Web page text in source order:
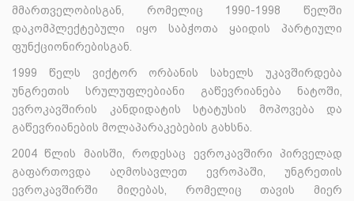
მმართველობისგან, რომელიც 1990-1998 წელში
დაკომპლექტებული იყო საბჭოთა ყაიდის პარტიული
ფუნქციონირებისგან.
1999 წელს ვიქტორ ორბანის სახელს უკავშირდება
უნგრეთის სრულუფლებიანი გაწევრიანება ნატოში,
ევროკავშირის კანდიდატის სტატუსის მოპოვება და
გაწევრიანების მოლაპარაკებების გახსნა.
2004 წლის მაისში, როდესაც ევროკავშირი პირველად
გაფართოვდა აღმოსავლეთ ევროპაში, უნგრეთის
ევროკავშირში მიღებას, რომელიც თავის მიერ